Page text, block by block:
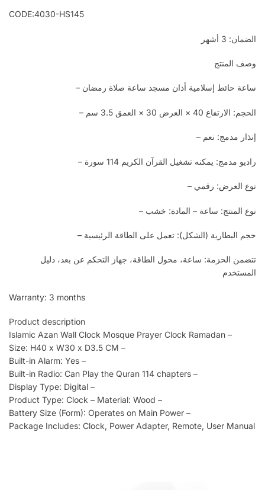
CODE:4030-HS145
الضمان: 3 أشهر
وصف المنتج
ساعة حائط إسلامية أذان مسجد ساعة صلاة رمضان –
الحجم: الارتفاع 40 × العرض 30 × العمق 3.5 سم –
إنذار مدمج: نعم –
راديو مدمج: يمكنه تشغيل القرآن الكريم 114 سورة –
نوع العرض: رقمي –
نوع المنتج: ساعة – المادة: خشب –
حجم البطارية (الشكل): تعمل على الطاقة الرئيسية –
تتضمن الحزمة: ساعة، محول الطاقة، جهاز التحكم عن بعد، دليل
المستخدم
Warranty: 3 months
Product description
Islamic Azan Wall Clock Mosque Prayer Clock Ramadan –
Size: H40 x W30 x D3.5 CM –
Built-in Alarm: Yes –
Built-in Radio: Can Play the Quran 114 chapters –
Display Type: Digital –
Product Type: Clock – Material: Wood –
Battery Size (Form): Operates on Main Power –
Package Includes: Clock, Power Adapter, Remote, User Manual